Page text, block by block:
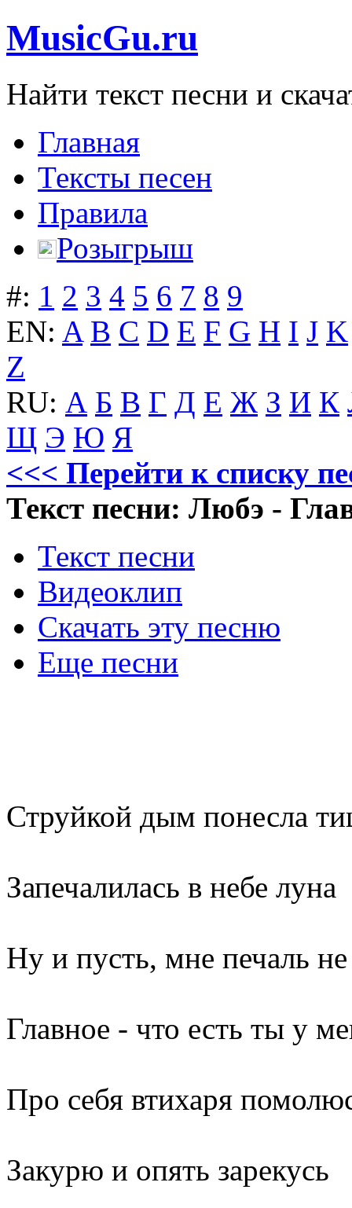
MusicGu.ru
Найти текст песни и
Главная
Тексты песен
Правила
Розыгрыш
#: 1 2 3 4 5 6 7 8 9
EN: A B C D E F G H I J K
Z
RU: А Б В Г Д Е Ж З И К
Щ Э Ю Я
<<< Перейти к списку
Текст песни: Любэ -
Текст песни
Видеоклип
Скачать эту песню
Еще песни
Струйкой дым понесла
Запечалилась в небе луна
Ну и пусть, мне печаль
Главное - что есть ты у
Про себя втихаря
Закурю и опять зарекусь